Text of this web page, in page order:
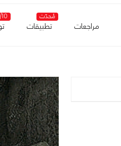
مراجعات
مُحدّث
تطبيقات